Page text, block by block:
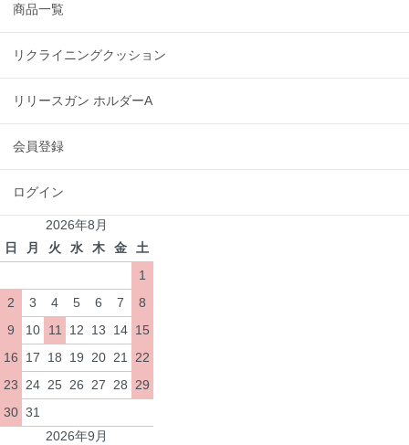
商品一覧
リクライニングクッション
リリースガン ホルダーA
会員登録
ログイン
2026年8月
日
月 火 水 木 金
土
1
2
3 4 5 6 7
8
9
10 11 12 13 14 15
16
17 18 19 20 21
22
23
24 25 26 27 28
29
30 31
2026年9月